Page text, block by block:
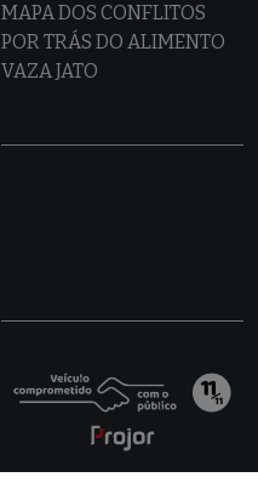
MAPA DOS CONFLITOS
POR TRÁS DO ALIMENTO
VAZA JATO